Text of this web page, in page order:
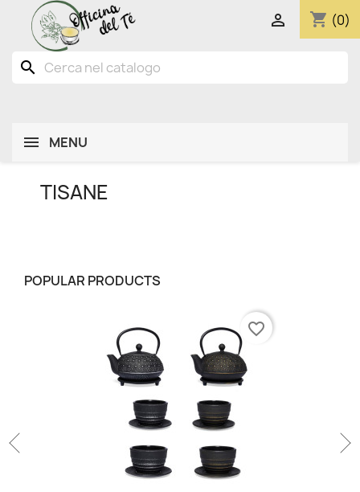
shopping_cart (0)

search
MENU
TISANE
POPULAR PRODUCTS
favorite_border